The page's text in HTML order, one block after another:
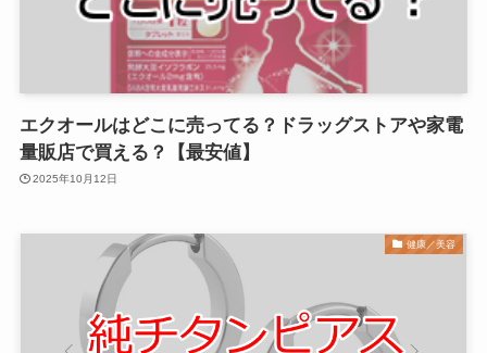
エクオールはどこに売ってる？ドラッグストアや家電
量販店で買える？【最安値】
2025年10月12日
健康／美容